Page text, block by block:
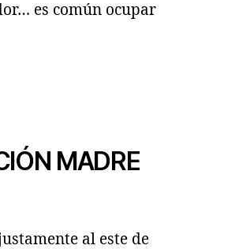
es común ocupar
MADRE
al este de